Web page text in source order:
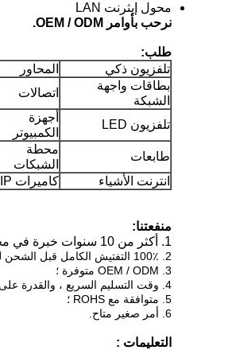
محول إيثرنت LAN
نرحب بأوامر OEM / ODM.
طلب:
تلفزيون ذكي
المحاور
بطاقات واجهة
الشبكة
اتصالات
تلفزيون LED
أجهزة
الكمبيوتر
طابعات
محطة
الشبكات
انترنت الأشياء
كاميرات IP
منفعتنا:
1. أكثر من 10 سنوات خبرة في مجال RJ45 أنثى
2. 100٪ التفتيش الكامل قبل الشحن لضمان نوعية جيدة ؛
3. OEM / ODM متوفرة ؛
4. وقت التسليم السريع ، والقدرة على الإنتاج جيدة ، والسعر المعتدل.
5. متوافقة مع ROHS ؛
6. أمر صغير متاح.
التعليمات :